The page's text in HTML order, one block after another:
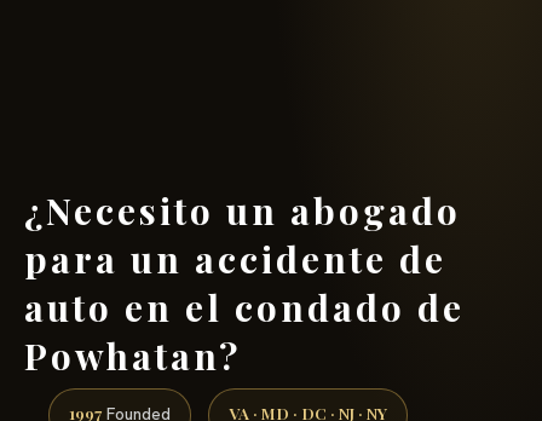
¿Necesito un abogado
para un accidente de
auto en el condado de
Powhatan?
1997 Founded VA · MD · DC · NJ · NY